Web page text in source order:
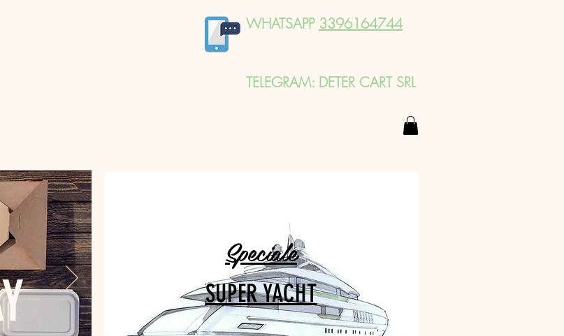
WHATSAPP 3396164744
TELEGRAM: DETER CART SRL
Speciale
SUPER YACHT